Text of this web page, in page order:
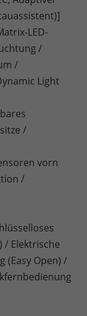
LED-
/
/
Light
/
vorn
/
/ Elektrische
(Easy Open) /